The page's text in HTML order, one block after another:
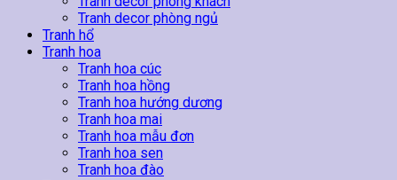
Tranh decor phòng ngủ
Tranh hổ
Tranh hoa
Tranh hoa cúc
Tranh hoa hồng
Tranh hoa hướng dương
Tranh hoa mai
Tranh hoa mẫu đơn
Tranh hoa sen
Tranh hoa đào